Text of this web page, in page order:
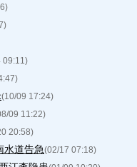
09:11)
(10/09 17:24)
09 11:22)
20:58)
水道告急(02/17 07:18)